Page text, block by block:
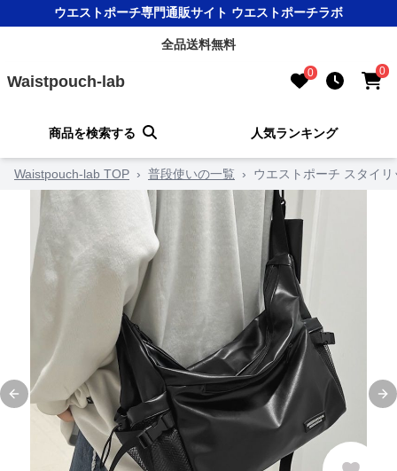
ウエストポーチ専門通販サイト ウエストポーチラボ
全品送料無料
Waistpouch-lab 0 0
商品を検索する 人気ランキング
Waistpouch-lab TOP › 普段使いの一覧 › ウエストポーチ スタイ
Previous slide